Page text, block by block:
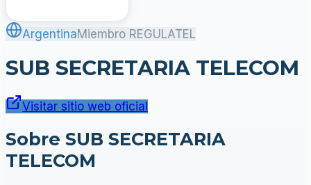
ArgentinaMiembro REGULATEL
SUB SECRETARIA TELECOM
Visitar sitio web oficial
Sobre SUB SECRETARIA
TELECOM